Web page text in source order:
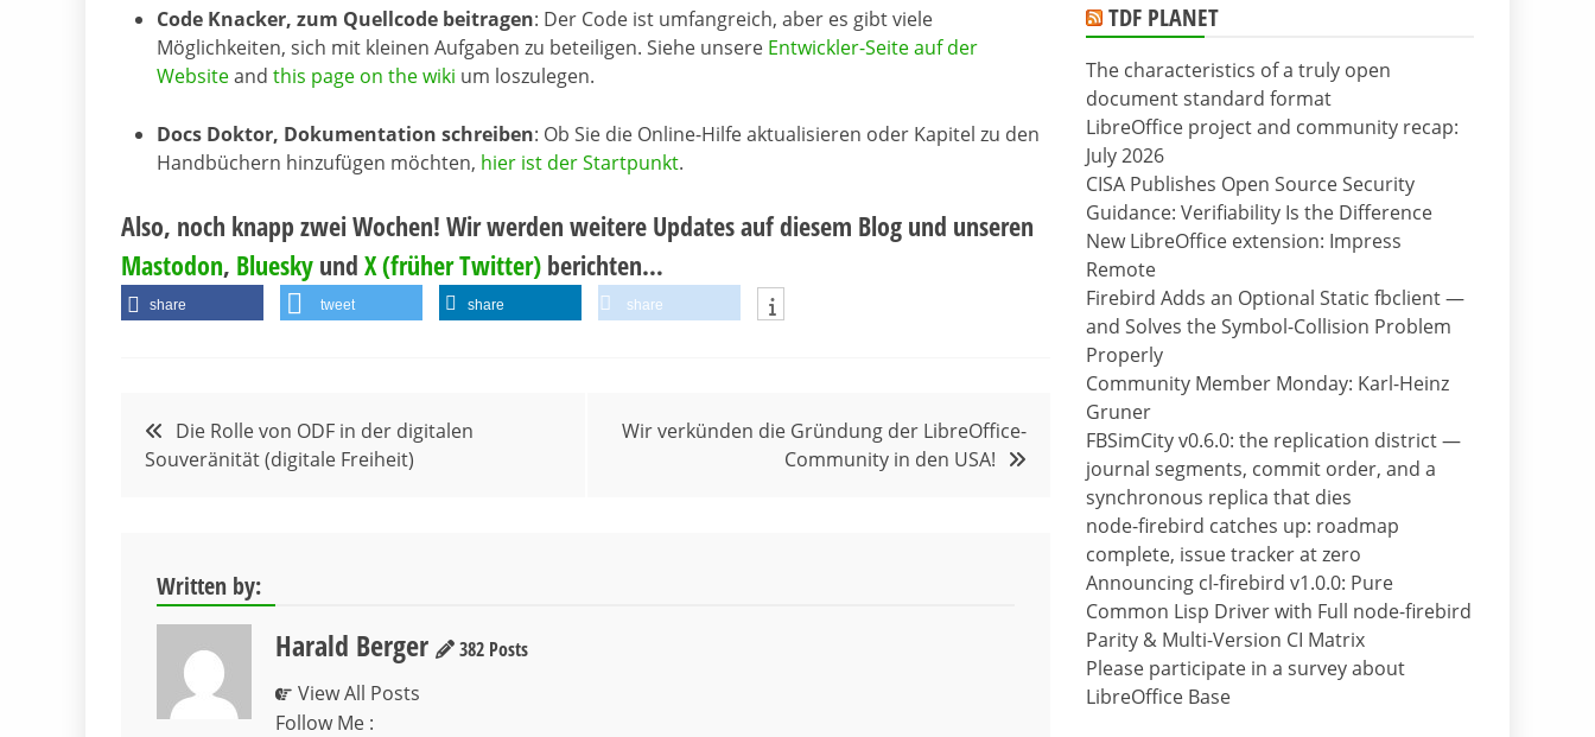
Code Knacker, zum Quellcode beitragen: Der Code ist umfangreich, aber es gibt viele
Möglichkeiten, sich mit kleinen Aufgaben zu beteiligen. Siehe unsere Entwickler-Seite auf der
Websiteand this page on the wiki um loszulegen.
Docs Doktor, Dokumentation schreiben: Ob Sie die Online-Hilfe aktualisieren oder Kapitel zu den
Handbüchern hinzufügen möchten, hier ist der Startpunkt.
Also, noch knapp zwei Wochen! Wir werden weitere Updates auf diesem Blog und unseren
Mastodon, Bluesky und X (früher Twitter) berichten…
share tweet share share
Beitragsnavigation
Die Rolle von ODF in der digitalen
Souveränität (digitale Freiheit)
Wir verkünden die Gründung der LibreOffice-
Community in den USA!
Written by:
Harald Berger
382 Posts
View All Posts
Follow Me :
TDF PLANET
The characteristics of a truly open
document standard format
LibreOffice project and community recap:
July 2026
CISA Publishes Open Source Security
Guidance: Verifiability Is the Difference
New LibreOffice extension: Impress
Remote
Firebird Adds an Optional Static fbclient —
and Solves the Symbol-Collision Problem
Properly
Community Member Monday: Karl-Heinz
Gruner
FBSimCity v0.6.0: the replication district —
journal segments, commit order, and a
synchronous replica that dies
node-firebird catches up: roadmap
complete, issue tracker at zero
Announcing cl-firebird v1.0.0: Pure
Common Lisp Driver with Full node-firebird
Parity & Multi-Version CI Matrix
Please participate in a survey about
LibreOffice Base